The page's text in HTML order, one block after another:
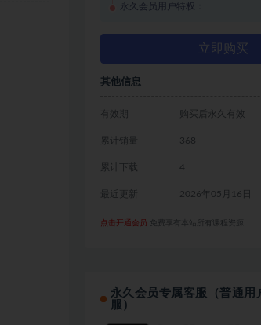
永久会员用户特权：
立即购买
其他信息
有效期 购买后永久有效
累计销量 368
累计下载 4
最近更新 2026年05月16日
点击开通会员 免费享有本站所有课程资源
永久会员专属客服（普通用
服）